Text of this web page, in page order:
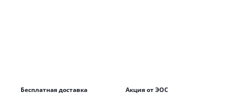
Бесплатная доставка Акция от ЭОС